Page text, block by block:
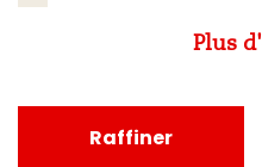
Plus
Raffiner